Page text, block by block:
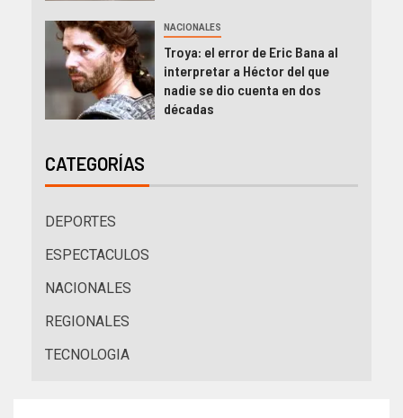
NACIONALES
Troya: el error de Eric Bana al
interpretar a Héctor del que
nadie se dio cuenta en dos
décadas
CATEGORÍAS
DEPORTES
ESPECTACULOS
NACIONALES
REGIONALES
TECNOLOGIA